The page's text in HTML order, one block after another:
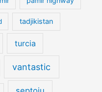
tadjikistan
turcia
vantastic